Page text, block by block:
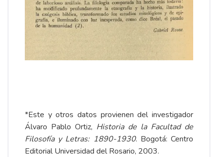
*Este y otros datos provienen del investigador
Álvaro Pablo Ortiz, Historia de la Facultad de
Filosofía y Letras: 1890-1930. Bogotá: Centro
Editorial Universidad del Rosario, 2003.